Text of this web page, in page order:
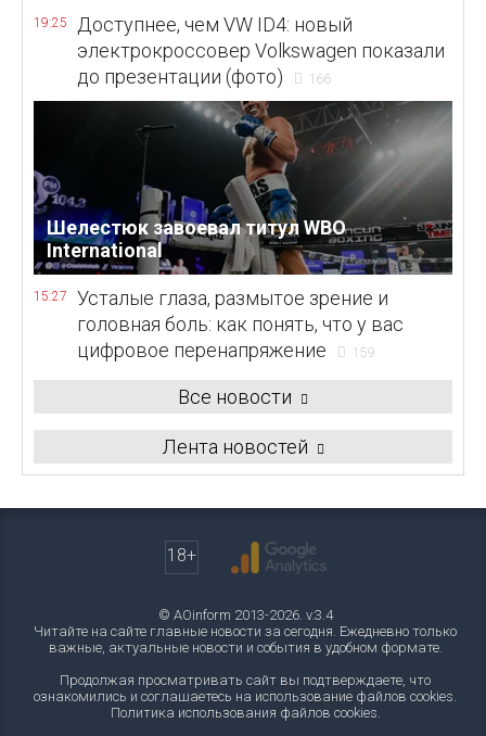
19:25
Доступнее, чем VW ID4: новый
электрокроссовер Volkswagen показали
до презентации (фото)
166
Шелестюк завоевал титул WBO
International
15:27
Усталые глаза, размытое зрение и
головная боль: как понять, что у вас
цифровое перенапряжение
159
Все новости
Лента новостей
18+
© AOinform 2013-2026. v.3.4
Читайте на сайте главные новости за сегодня. Ежедневно только
важные, актуальные новости и события в удобном формате.
Продолжая просматривать сайт вы подтверждаете, что
ознакомились и соглашаетесь на использование файлов cookies.
Политика использования файлов cookies.